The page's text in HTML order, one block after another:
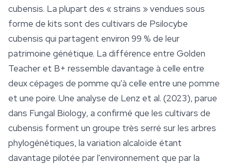
cubensis. La plupart des « strains » vendues sous
forme de kits sont des cultivars de Psilocybe
cubensis qui partagent environ 99 % de leur
patrimoine génétique. La différence entre Golden
Teacher et B+ ressemble davantage à celle entre
deux cépages de pomme qu'à celle entre une pomme
et une poire. Une analyse de Lenz et al. (2023), parue
dans Fungal Biology, a confirmé que les cultivars de
cubensis forment un groupe très serré sur les arbres
phylogénétiques, la variation alcaloïde étant
davantage pilotée par l'environnement que par la